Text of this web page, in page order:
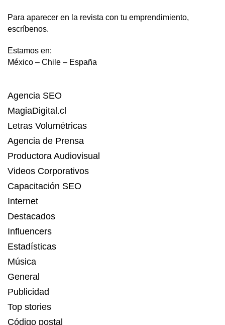
Para aparecer en la revista con tu emprendimiento,
escríbenos.
Estamos en:
México – Chile – España
Agencia SEO
MagiaDigital.cl
Letras Volumétricas
Agencia de Prensa
Productora Audiovisual
Videos Corporativos
Capacitación SEO
Internet
Destacados
Influencers
Estadísticas
Música
General
Publicidad
Top stories
Código postal